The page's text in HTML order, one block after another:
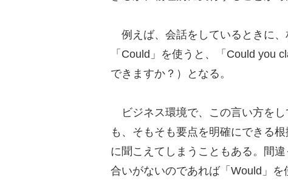
例えば、会話をしているときに
「Could」を使うと、「Could you
できますか？）となる。
ビジネス環境で、この言い方を
も、そもそも要点を明確にできる
に聞こえてしまうこともある。間
合いがないのであれば「Would」を